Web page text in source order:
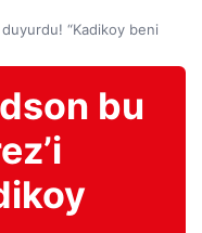
“Kadikoy beni
bu